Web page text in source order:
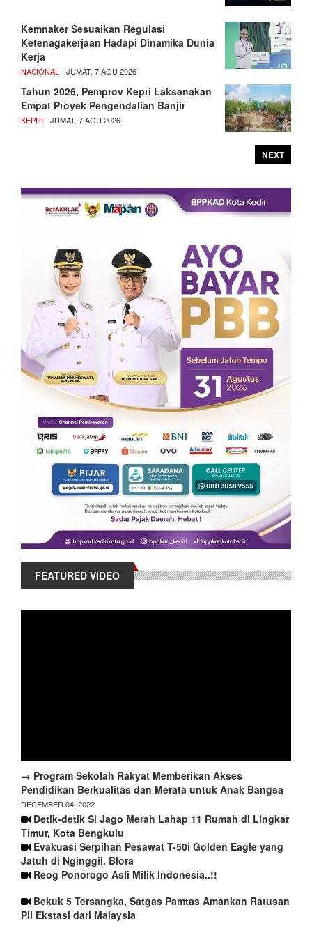
Kemnaker Sesuaikan Regulasi
Ketenagakerjaan Hadapi Dinamika Dunia
Kerja
NASIONAL- JUMAT, 7 AGU 2026
Tahun 2026, Pemprov Kepri Laksanakan
Empat Proyek Pengendalian Banjir
KEPRI- JUMAT, 7 AGU 2026
NEXT
FEATURED VIDEO
→ Program Sekolah Rakyat Memberikan Akses
Pendidikan Berkualitas dan Merata untuk Anak Bangsa
DECEMBER 04, 2022
Detik-detik Si Jago Merah Lahap 11 Rumah di Lingkar
Timur, Kota Bengkulu
Evakuasi Serpihan Pesawat T-50i Golden Eagle yang
Jatuh di Nginggil, Blora
Reog Ponorogo Asli Milik Indonesia..!!
Bekuk 5 Tersangka, Satgas Pamtas Amankan Ratusan
Pil Ekstasi dari Malaysia